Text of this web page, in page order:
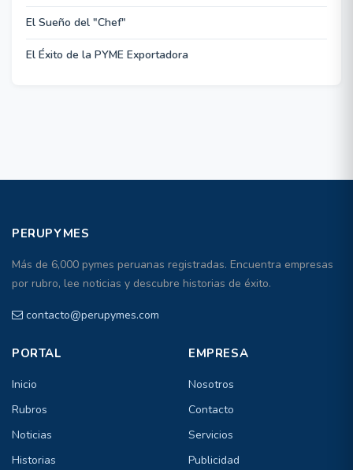
El Sueño del "Chef"
El Éxito de la PYME Exportadora
PERUPYMES
Más de 6,000 pymes peruanas registradas. Encuentra empresas
por rubro, lee noticias y descubre historias de éxito.
contacto@perupymes.com
PORTAL
Inicio
Rubros
Noticias
Historias
EMPRESA
Nosotros
Contacto
Servicios
Publicidad